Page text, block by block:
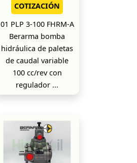
COTIZACIÓN
01 PLP 3-100 FHRM-A
Berarma bomba
hidráulica de paletas
de caudal variable
100 cc/rev con
regulador ...